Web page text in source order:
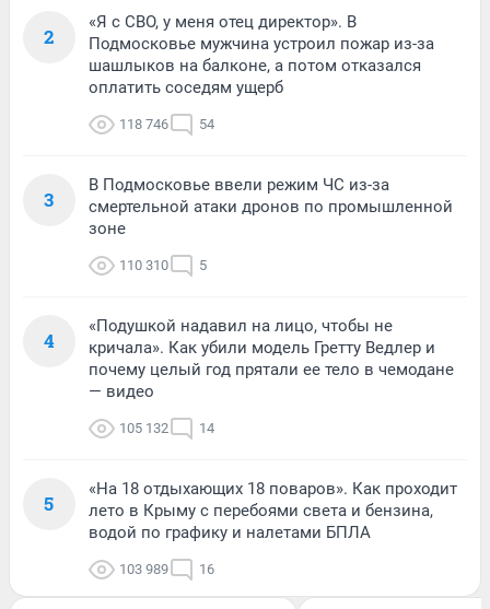
2
«Я с СВО, у меня отец директор». В
Подмосковье мужчина устроил пожар из-за
шашлыков на балконе, а потом отказался
оплатить соседям ущерб
118 746 54
3
В Подмосковье ввели режим ЧС из-за
смертельной атаки дронов по промышленной
зоне
110 310 5
4
«Подушкой надавил на лицо, чтобы не
кричала». Как убили модель Гретту Ведлер и
почему целый год прятали ее тело в чемодане
— видео
105 132 14
5
«На 18 отдыхающих 18 поваров». Как проходит
лето в Крыму с перебоями света и бензина,
водой по графику и налетами БПЛА
103 989 16